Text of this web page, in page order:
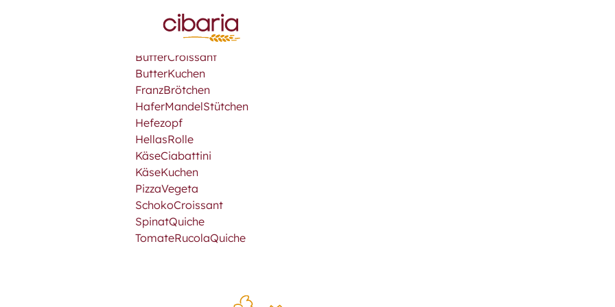
ButterCroissant
ButterKuchen
FranzBrötchen
HaferMandelStütchen
Hefezopf
HellasRolle
KäseCiabattini
KäseKuchen
PizzaVegeta
SchokoCroissant
SpinatQuiche
TomateRucolaQuiche